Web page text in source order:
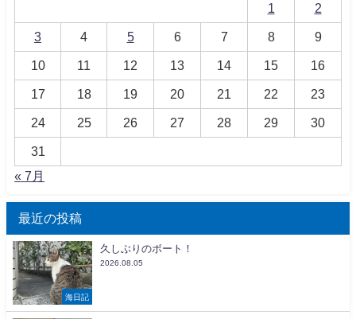
1 2
3 4 5 6 7 8 9
10 11 12 13 14 15 16
17 18 19 20 21 22 23
24 25 26 27 28 29 30
31
« 7月
最近の投稿
海日記
久しぶりのボート！
2026.08.05